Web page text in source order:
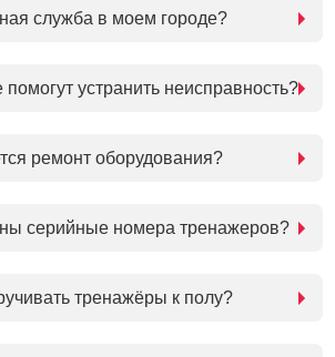
служба в моем городе?
устранить неисправность?
ремонт оборудования?
серийные номера тренажеров?
тренажёры к полу?